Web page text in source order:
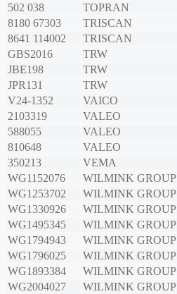
502 038
TOPRAN
8180 67303
TRISCAN
8641 114002
TRISCAN
GBS2016
TRW
JBE198
TRW
JPR131
TRW
V24-1352
VAICO
2103319
VALEO
588055
VALEO
810648
VALEO
350213
VEMA
WG1152076
WILMINK GROUP
WG1253702
WILMINK GROUP
WG1330926
WILMINK GROUP
WG1495345
WILMINK GROUP
WG1794943
WILMINK GROUP
WG1796025
WILMINK GROUP
WG1893384
WILMINK GROUP
WG2004027
WILMINK GROUP